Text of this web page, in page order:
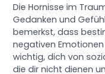
Die Hornisse im
Gedanken und
bemerkst, dass
negativen
wichtig, dich von
die dir nicht dienen